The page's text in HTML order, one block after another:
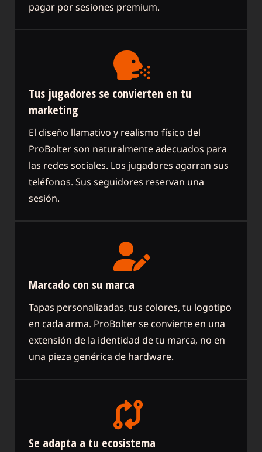
pagar por sesiones premium.
Tus jugadores se convierten en tu
marketing
El diseño llamativo y realismo físico del
ProBolter son naturalmente adecuados para
las redes sociales. Los jugadores agarran sus
teléfonos. Sus seguidores reservan una
sesión.
Marcado con su marca
Tapas personalizadas, tus colores, tu logotipo
en cada arma. ProBolter se convierte en una
extensión de la identidad de tu marca, no en
una pieza genérica de hardware.
Se adapta a tu ecosistema